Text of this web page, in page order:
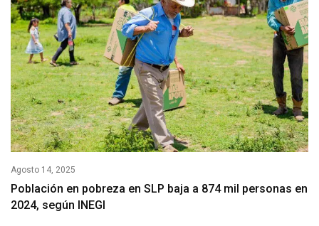
Agosto 14, 2025
Población en pobreza en SLP baja a 874 mil personas en
2024, según INEGI